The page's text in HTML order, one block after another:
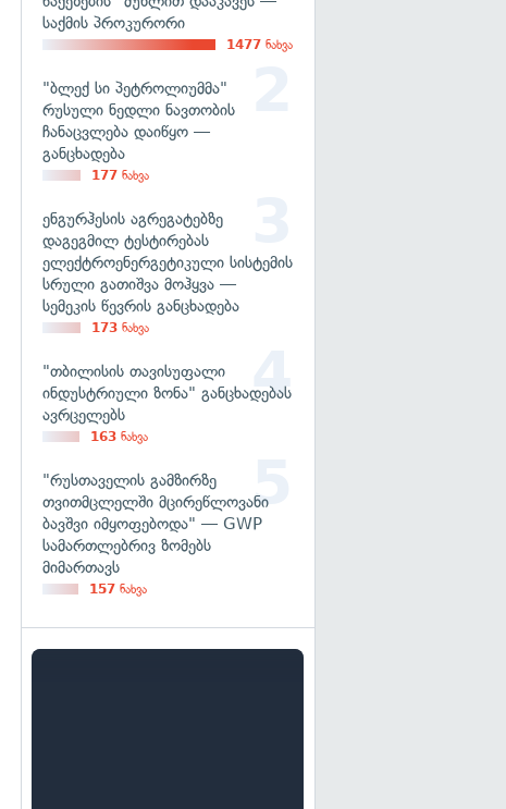
საქმის პროკურორი
1477 ნახვა
"ბლექ სი პეტროლიუმმა"
რუსული ნედლი ნავთობის
ჩანაცვლება დაიწყო —
განცხადება
177 ნახვა
ენგურჰესის აგრეგატებზე
დაგეგმილ ტესტირებას
ელექტროენერგეტიკული სისტემის
სრული გათიშვა მოჰყვა —
სემეკის წევრის განცხადება
173 ნახვა
"თბილისის თავისუფალი
ინდუსტრიული ზონა" განცხადებას
ავრცელებს
163 ნახვა
"რუსთაველის გამზირზე
თვითმცლელში მცირეწლოვანი
ბავშვი იმყოფებოდა" — GWP
სამართლებრივ ზომებს
მიმართავს
157 ნახვა